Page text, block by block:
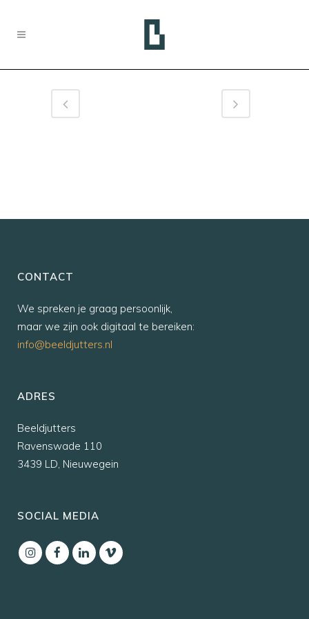
CONTACT
We spreken je graag persoonlijk,
maar we zijn ook digitaal te bereiken:
info@beeldjutters.nl
ADRES
Beeldjutters
Ravenswade 110
3439 LD, Nieuwegein
SOCIAL MEDIA